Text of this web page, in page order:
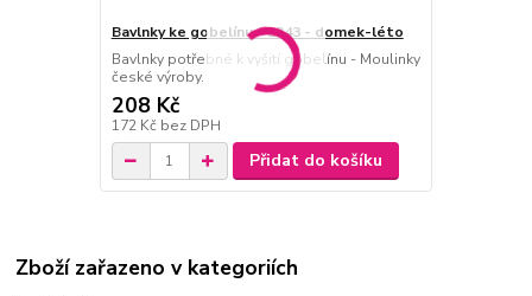
Bavlnky ke gobelínu - 2243 - domek-léto
Bavlnky potřebné k vyšití gobelínu - Moulinky
české výroby.
208 Kč
172 Kč bez DPH
Přidat do košíku
Zboží zařazeno v kategoriích